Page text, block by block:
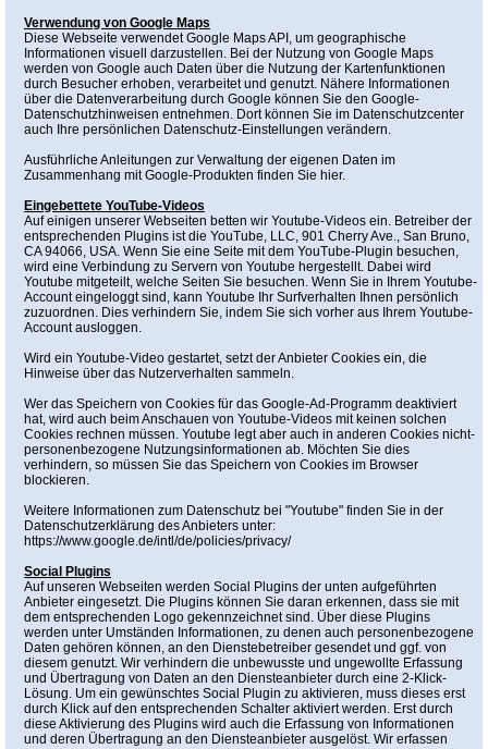
Verwendung von Google Maps
Diese Webseite verwendet Google Maps API, um geographische
Informationen visuell darzustellen. Bei der Nutzung von Google Maps
werden von Google auch Daten über die Nutzung der Kartenfunktionen
durch Besucher erhoben, verarbeitet und genutzt. Nähere Informationen
über die Datenverarbeitung durch Google können Sie den Google-
Datenschutzhinweisen entnehmen. Dort können Sie im Datenschutzcenter
auch Ihre persönlichen Datenschutz-Einstellungen verändern.
Ausführliche Anleitungen zur Verwaltung der eigenen Daten im
Zusammenhang mit Google-Produkten finden Sie hier.
Eingebettete YouTube-Videos
Auf einigen unserer Webseiten betten wir Youtube-Videos ein. Betreiber der
entsprechenden Plugins ist die YouTube, LLC, 901 Cherry Ave., San Bruno,
CA 94066, USA. Wenn Sie eine Seite mit dem YouTube-Plugin besuchen,
wird eine Verbindung zu Servern von Youtube hergestellt. Dabei wird
Youtube mitgeteilt, welche Seiten Sie besuchen. Wenn Sie in Ihrem Youtube-
Account eingeloggt sind, kann Youtube Ihr Surfverhalten Ihnen persönlich
zuzuordnen. Dies verhindern Sie, indem Sie sich vorher aus Ihrem Youtube-
Account ausloggen.
Wird ein Youtube-Video gestartet, setzt der Anbieter Cookies ein, die
Hinweise über das Nutzerverhalten sammeln.
Wer das Speichern von Cookies für das Google-Ad-Programm deaktiviert
hat, wird auch beim Anschauen von Youtube-Videos mit keinen solchen
Cookies rechnen müssen. Youtube legt aber auch in anderen Cookies nicht-
personenbezogene Nutzungsinformationen ab. Möchten Sie dies
verhindern, so müssen Sie das Speichern von Cookies im Browser
blockieren.
Weitere Informationen zum Datenschutz bei "Youtube" finden Sie in der
Datenschutzerklärung des Anbieters unter:
https://www.google.de/intl/de/policies/privacy/
Social Plugins
Auf unseren Webseiten werden Social Plugins der unten aufgeführten
Anbieter eingesetzt. Die Plugins können Sie daran erkennen, dass sie mit
dem entsprechenden Logo gekennzeichnet sind. Über diese Plugins
werden unter Umständen Informationen, zu denen auch personenbezogene
Daten gehören können, an den Dienstebetreiber gesendet und ggf. von
diesem genutzt. Wir verhindern die unbewusste und ungewollte Erfassung
und Übertragung von Daten an den Diensteanbieter durch eine 2-Klick-
Lösung. Um ein gewünschtes Social Plugin zu aktivieren, muss dieses erst
durch Klick auf den entsprechenden Schalter aktiviert werden. Erst durch
diese Aktivierung des Plugins wird auch die Erfassung von Informationen
und deren Übertragung an den Diensteanbieter ausgelöst. Wir erfassen